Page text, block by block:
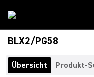
BLX2/PG58
Übersicht Produkt-